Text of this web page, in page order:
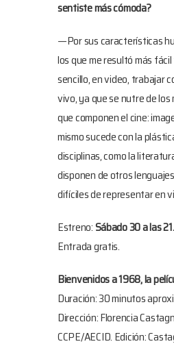
sentiste más cómoda?
—Por sus características
los que me resultó más
sencillo, en video, trabajar
vivo, ya que se nutre de
que componen el cine:
mismo sucede con la
disciplinas, como la
disponen de otros
difíciles de representar en
Estreno:Sábado 30 a las
Entrada gratis.
Bienvenidos a 1968, la
Duración: 30 minutos
Dirección: Florencia
CCPE/AECID. Edición: